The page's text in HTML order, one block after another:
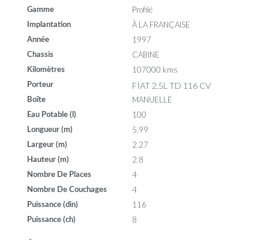
Gamme Profilé
Implantation À LA FRANÇAISE
Année 1997
Chassis CABINE
Kilomètres 107000 kms
Porteur FIAT 2,5L TD 116 CV
Boîte MANUELLE
Eau Potable (l) 100
Longueur (m) 5.99
Largeur (m) 2.27
Hauteur (m) 2.8
Nombre De Places 4
Nombre De Couchages 4
Puissance (din) 116
Puissance (ch) 8